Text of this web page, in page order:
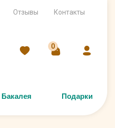
Отзывы Контакты
0
Бакалея Подарки